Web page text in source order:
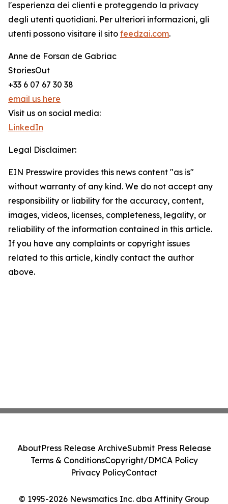
l'esperienza dei clienti e proteggendo la privacy
degli utenti quotidiani. Per ulteriori informazioni, gli
utenti possono visitare il sito feedzai.com.
Anne de Forsan de Gabriac
StoriesOut
+33 6 07 67 30 38
email us here
Visit us on social media:
LinkedIn
Legal Disclaimer:
EIN Presswire provides this news content "as is"
without warranty of any kind. We do not accept any
responsibility or liability for the accuracy, content,
images, videos, licenses, completeness, legality, or
reliability of the information contained in this article.
If you have any complaints or copyright issues
related to this article, kindly contact the author
above.
© 1995-2026 Newsmatics Inc. dba Affinity Group
AboutPress Release ArchiveSubmit Press Release
Terms & ConditionsCopyright/DMCA Policy
Privacy PolicyContact